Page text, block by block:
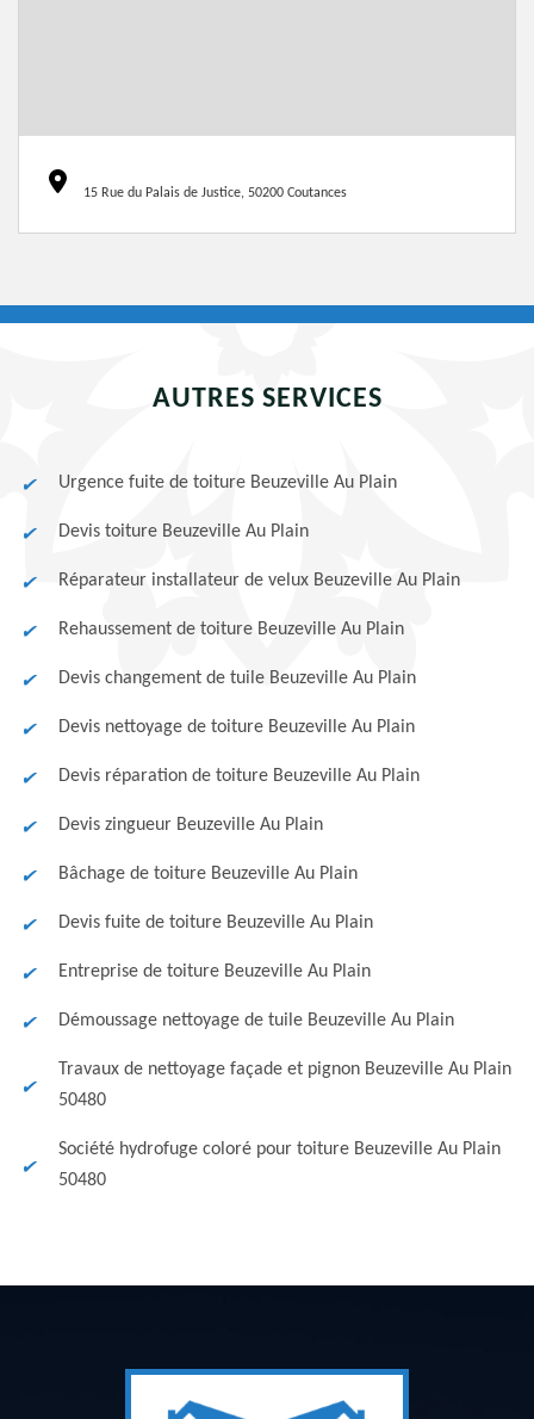
15 Rue du Palais de Justice, 50200 Coutances
AUTRES SERVICES
Urgence fuite de toiture Beuzeville Au Plain
Devis toiture Beuzeville Au Plain
Réparateur installateur de velux Beuzeville Au Plain
Rehaussement de toiture Beuzeville Au Plain
Devis changement de tuile Beuzeville Au Plain
Devis nettoyage de toiture Beuzeville Au Plain
Devis réparation de toiture Beuzeville Au Plain
Devis zingueur Beuzeville Au Plain
Bâchage de toiture Beuzeville Au Plain
Devis fuite de toiture Beuzeville Au Plain
Entreprise de toiture Beuzeville Au Plain
Démoussage nettoyage de tuile Beuzeville Au Plain
Travaux de nettoyage façade et pignon Beuzeville Au Plain
50480
Société hydrofuge coloré pour toiture Beuzeville Au Plain
50480